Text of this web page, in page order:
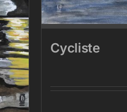
Cycliste